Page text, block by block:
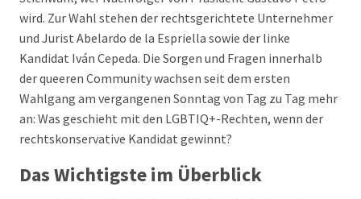
wird. Zur Wahl stehen der rechtsgerichtete Unternehmer
und Jurist Abelardo de la Espriella sowie der linke
Kandidat Iván Cepeda. Die Sorgen und Fragen innerhalb
der queeren Community wachsen seit dem ersten
Wahlgang am vergangenen Sonntag von Tag zu Tag mehr
an: Was geschieht mit den LGBTIQ+-Rechten, wenn der
rechtskonservative Kandidat gewinnt?
Das Wichtigste im Überblick